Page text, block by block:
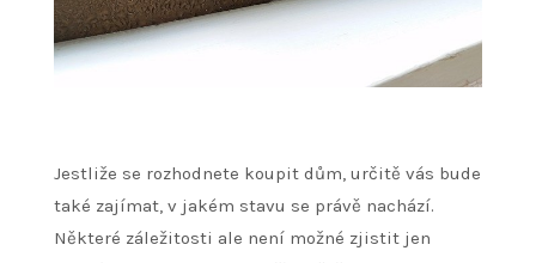
Jestliže se rozhodnete koupit dům, určitě vás bude
také zajímat, v jakém stavu se právě nachází.
Některé záležitosti ale není možné zjistit jen